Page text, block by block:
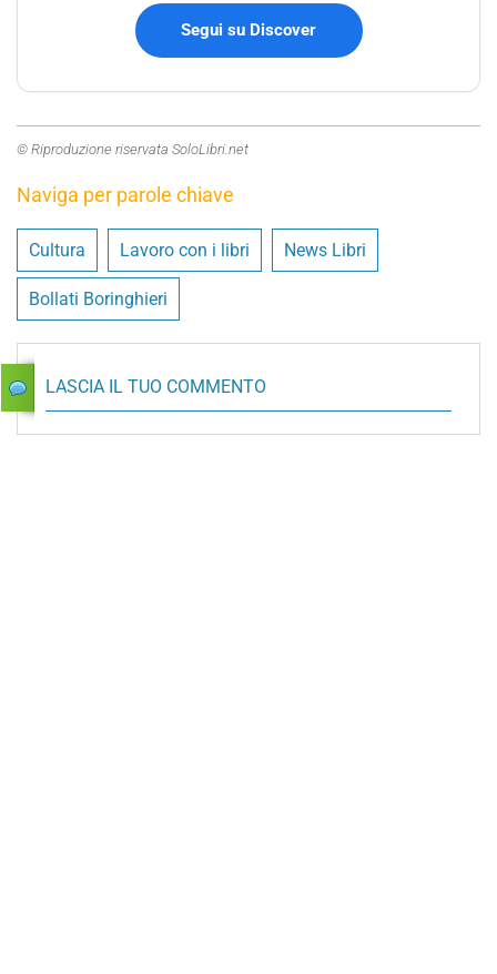
Segui su Discover
© Riproduzione riservata SoloLibri.net
Naviga per parole chiave
Cultura Lavoro con i libri News Libri
Bollati Boringhieri
LASCIA IL TUO COMMENTO